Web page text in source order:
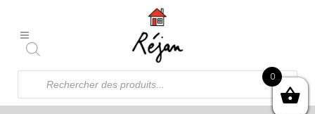
Recherche
produits
0